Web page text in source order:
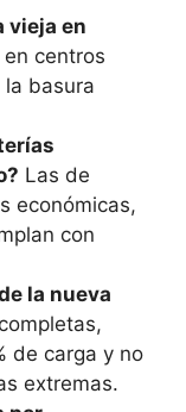
vieja en
centros
basura
Las de
económicas,
con
la nueva
de carga y no
extremas.